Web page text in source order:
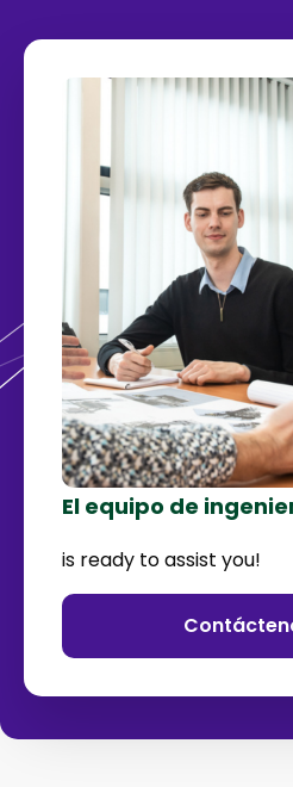
El equipo de
is ready to assist you!